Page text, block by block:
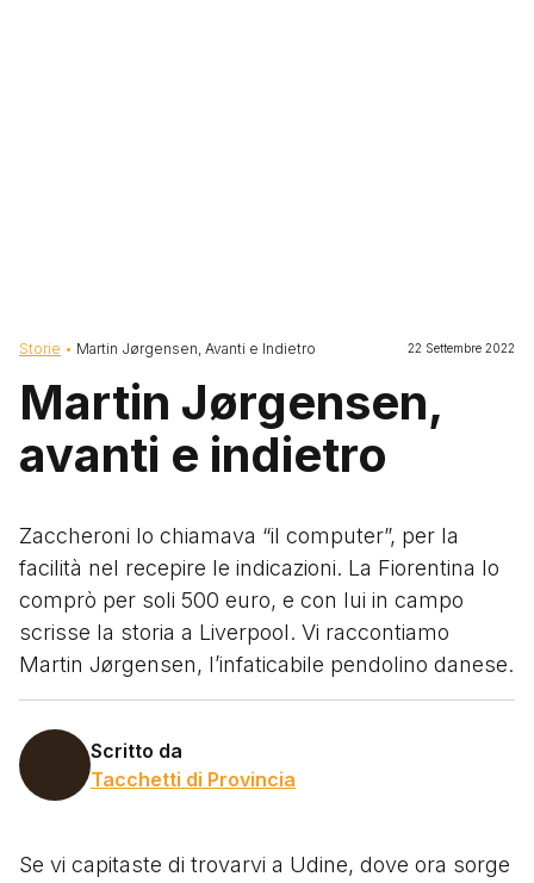
Briciole di pane
Storie Martin Jørgensen, Avanti e Indietro 22 Settembre 2022
Martin Jørgensen,
avanti e indietro
Zaccheroni lo chiamava “il computer”, per la
facilità nel recepire le indicazioni. La Fiorentina lo
comprò per soli 500 euro, e con lui in campo
scrisse la storia a Liverpool. Vi raccontiamo
Martin Jørgensen, l’infaticabile pendolino danese.
Scritto da
Tacchetti di Provincia
Se vi capitaste di trovarvi a Udine, dove ora sorge